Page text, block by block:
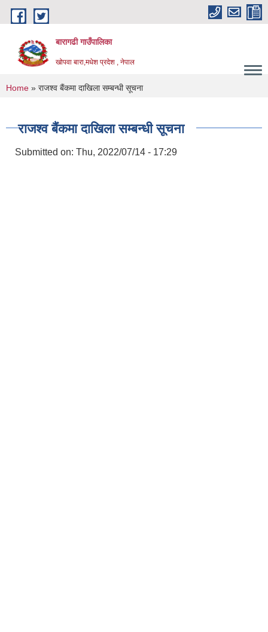
Skip to main content
बारागढी गाउँपालिका
खोपवा बारा,मधेश प्रदेश , नेपाल
You are here
Home » राजश्व बैंकमा दाखिला सम्बन्धी सूचना
राजश्व बैंकमा दाखिला सम्बन्धी सूचना
Submitted on: Thu, 2022/07/14 - 17:29